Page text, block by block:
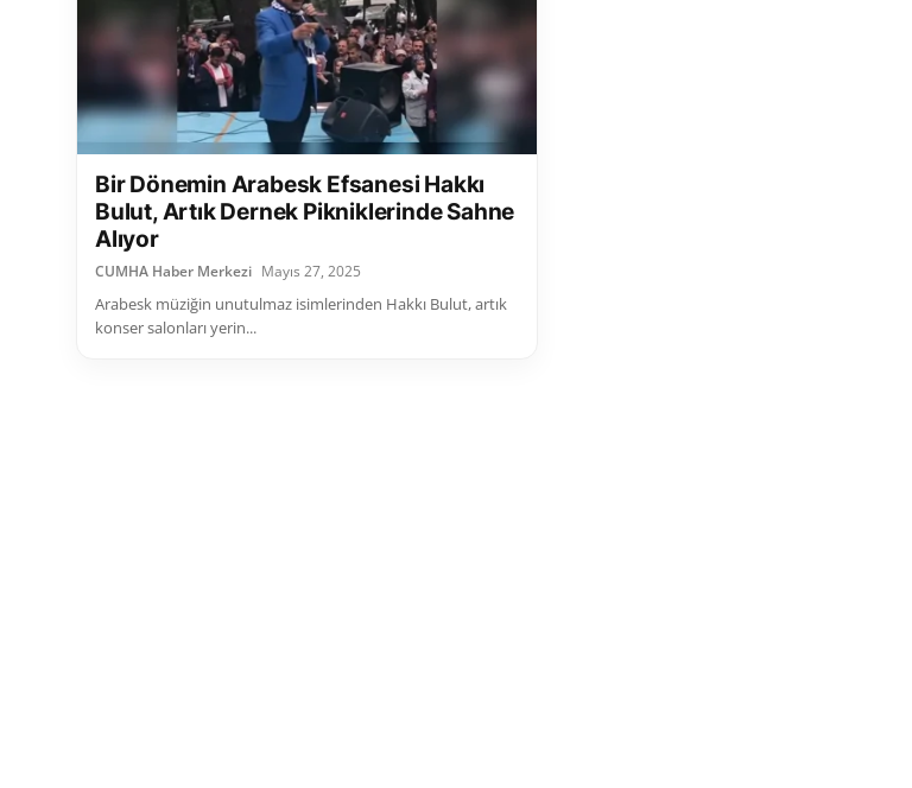
Bir Dönemin Arabesk Efsanesi Hakkı
Bulut, Artık Dernek Pikniklerinde Sahne
Alıyor
CUMHA Haber Merkezi Mayıs 27, 2025
Arabesk müziğin unutulmaz isimlerinden Hakkı Bulut, artık
konser salonları yerin...